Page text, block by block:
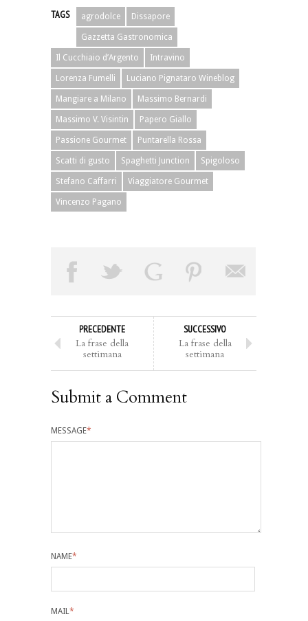
TAGS agrodolce Dissapore
Gazzetta Gastronomica
Il Cucchiaio d’Argento Intravino
Lorenza Fumelli Luciano Pignataro Wineblog
Mangiare a Milano Massimo Bernardi
Massimo V. Visintin Papero Giallo
Passione Gourmet Puntarella Rossa
Scatti di gusto Spaghetti Junction Spigoloso
Stefano Caffarri Viaggiatore Gourmet
Vincenzo Pagano
PRECEDENTE
La frase della
settimana
SUCCESSIVO
La frase della
settimana
Submit a Comment
MESSAGE*
NAME*
MAIL*